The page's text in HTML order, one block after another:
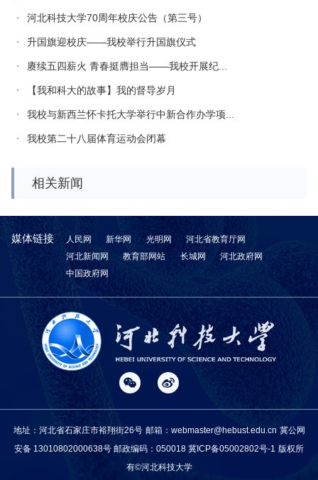
河北科技大学70周年校庆公告（第三号）
升国旗迎校庆——我校举行升国旗仪式
赓续五四薪火 青春挺膺担当——我校开展纪...
【我和科大的故事】我的督导岁月
我校与新西兰怀卡托大学举行中新合作办学项...
我校第二十八届体育运动会闭幕
相关新闻
媒体链接 人民网 新华网 光明网
河北省教育厅网
河北新闻网
教育部网站 长城网
河北政府网
中国政府网
地址：河北省石家庄市裕翔街26号 邮箱：webmaster@hebust.edu.cn 冀公网
安备 13010802000638号 邮政编码：050018 冀ICP备05002802号-1 版权所
有©河北科技大学